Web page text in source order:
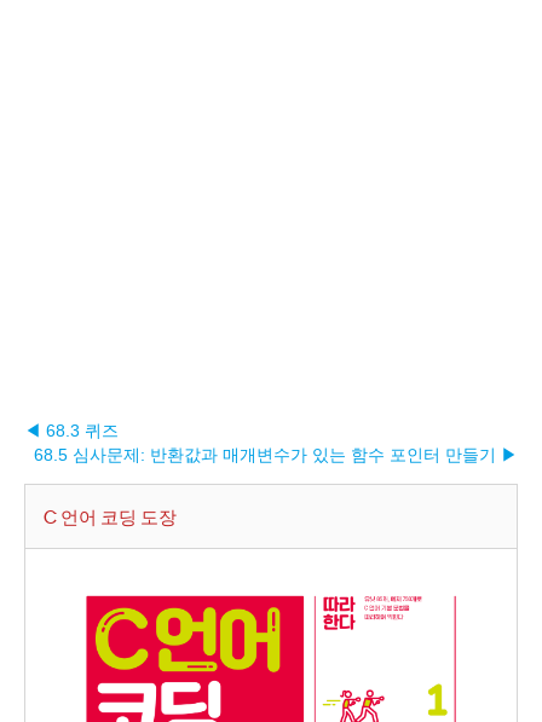
◀ 68.3 퀴즈
68.5 심사문제: 반환값과 매개변수가 있는 함수 포인터 만들기 ▶︎
C 언어 코딩 도장